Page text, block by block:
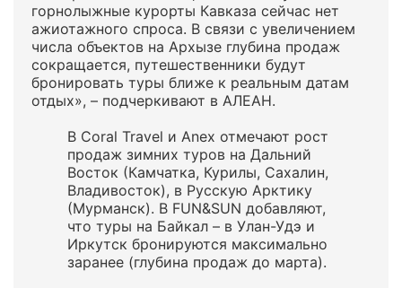
горнолыжные курорты Кавказа сейчас нет
ажиотажного спроса. В связи с увеличением
числа объектов на Архызе глубина продаж
сокращается, путешественники будут
бронировать туры ближе к реальным датам
отдых», – подчеркивают в АЛЕАН.
В Coral Travel и Anex отмечают рост
продаж зимних туров на Дальний
Восток (Камчатка, Курилы, Сахалин,
Владивосток), в Русскую Арктику
(Мурманск). В FUN&SUN добавляют,
что туры на Байкал – в Улан-Удэ и
Иркутск бронируются максимально
заранее (глубина продаж до марта).